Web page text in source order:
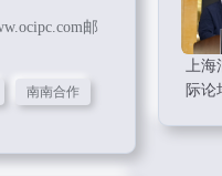
邮
南南合作
上海
际论